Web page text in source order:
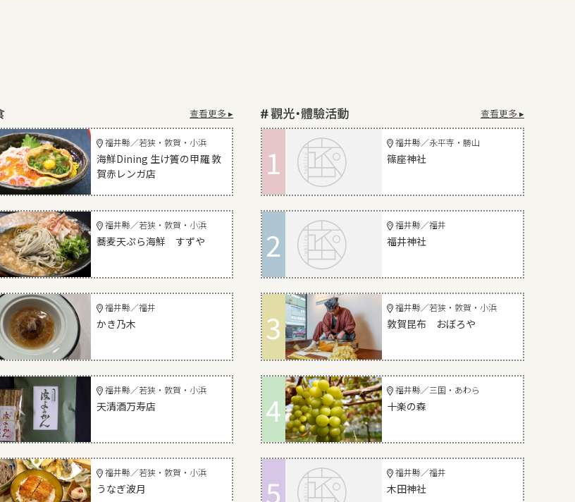
查看更多 ▸
福井縣／若狭・敦賀・小浜
海鮮Dining 生け簀の甲羅 敦
賀赤レンガ店
福井縣／若狭・敦賀・小浜
蕎麦天ぷら海鮮 すずや
福井縣／福井
かき乃木
福井縣／若狭・敦賀・小浜
天清酒万寿店
福井縣／若狭・敦賀・小浜
うなぎ波月
查看更多 ▸
1 福井縣／永平寺・勝山
篠座神社
2 福井縣／福井
福井神社
3 福井縣／若狭・敦賀・小浜
敦賀昆布 おぼろや
4 福井縣／三国・あわら
十楽の森
5 福井縣／福井
木田神社